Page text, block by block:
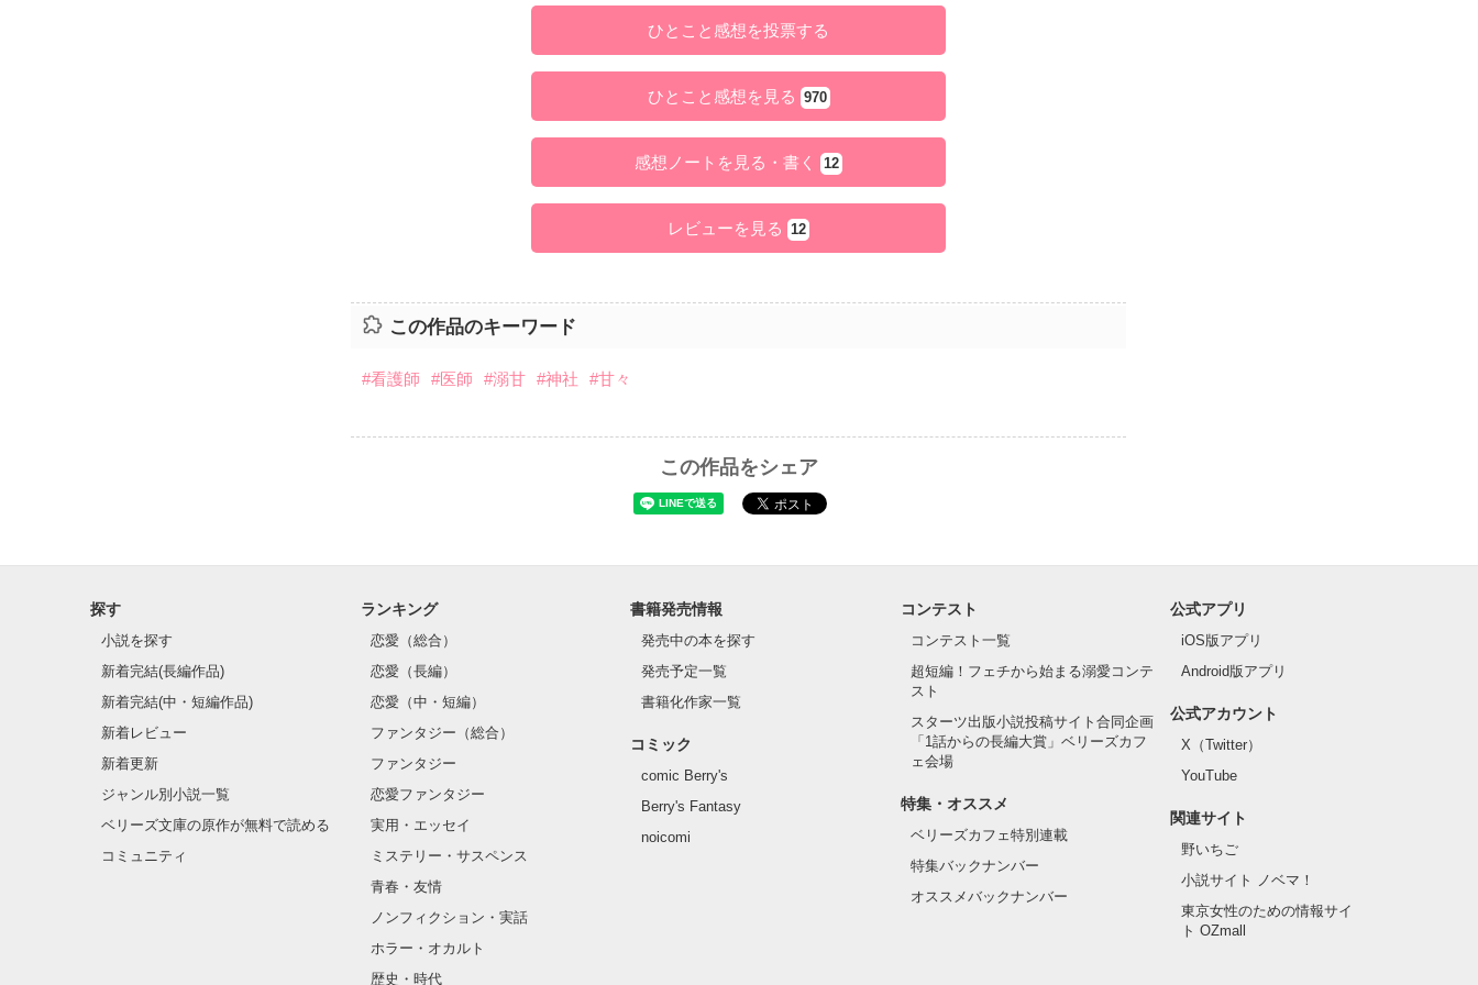
ひとこと感想を投票する
ひとこと感想を見る 970
感想ノートを見る・書く 12
レビューを見る 12
この作品のキーワード
#看護師 #医師 #溺甘 #神社 #甘々
この作品をシェア
探す
小説を探す
新着完結(長編作品)
新着完結(中・短編作品)
新着レビュー
新着更新
ジャンル別小説一覧
ベリーズ文庫の原作が無料で読める
コミュニティ
ランキング
恋愛（総合）
恋愛（長編）
恋愛（中・短編）
ファンタジー（総合）
ファンタジー
恋愛ファンタジー
実用・エッセイ
ミステリー・サスペンス
青春・友情
ノンフィクション・実話
ホラー・オカルト
歴史・時代
書籍発売情報
発売中の本を探す
発売予定一覧
書籍化作家一覧
コミック
comic Berry's
Berry's Fantasy
noicomi
コンテスト
コンテスト一覧
超短編！フェチから始まる溺愛コンテ
スト
スターツ出版小説投稿サイト合同企画
「1話からの長編大賞」ベリーズカフ
ェ会場
特集・オススメ
ベリーズカフェ特別連載
特集バックナンバー
オススメバックナンバー
公式アプリ
iOS版アプリ
Android版アプリ
公式アカウント
X（Twitter）
YouTube
関連サイト
野いちご
小説サイト ノベマ！
東京女性のための情報サイ
ト OZmall